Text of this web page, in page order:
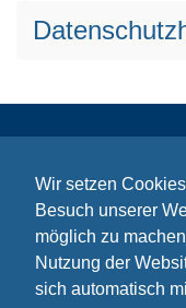
Wir setzen
Besuch unserer
möglich zu
Nutzung der
sich automatisch